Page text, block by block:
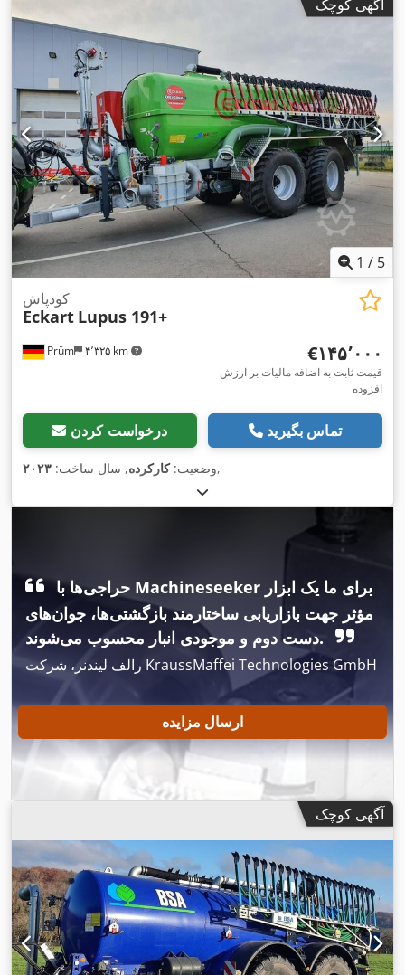
آگهی کوچک
1 / 5
Prüm ۴٬۳۲۵ km
کودپاش
Eckart Lupus 191+
‎€۱۴۵٬۰۰۰
قیمت ثابت به اضافه مالیات بر ارزش
افزوده
درخواست کردن تماس بگیرید
وضعیت:کارکرده, سال ساخت: ۲۰۲۳ ,
حراجی‌ها با Machineseeker برای ما یک ابزار
مؤثر جهت بازاریابی ساختارمند بازگشتی‌ها، جوان‌های
دست دوم و موجودی انبار محسوب می‌شوند.
رالف لیندنر، شرکت KraussMaffei Technologies GmbH
ارسال مزایده
آگهی کوچک